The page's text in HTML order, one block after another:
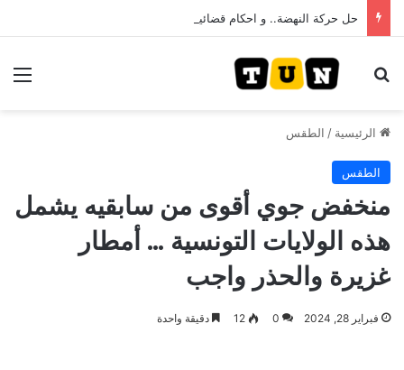
بحث عن
الرئيسية / الطقس
الطقس
منخفض جوي أقوى من سابقيه يشمل
هذه الولايات التونسية … أمطار
غزيرة والحذر واجب
فبراير 28, 2024 0
12 دقيقة واحدة